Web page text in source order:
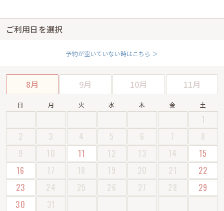
ご利用日を選択
予約が空いていない時はこちら ＞
8月 9月 10月 11月
日 月 火 水 木 金 土
1
2
3 4 5 6 7
8
9
10 11 12 13 14
15
16
17 18 19 20 21
22
23
24 25 26 27 28
29
30
31